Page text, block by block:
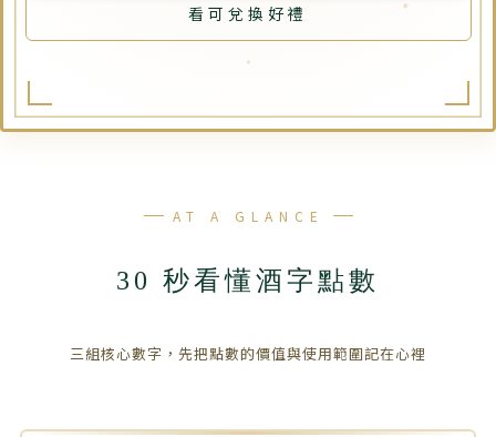
看可兌換好禮
AT A GLANCE
30 秒看懂酒字點數
三組核心數字，先把點數的價值與使用範圍記在心裡